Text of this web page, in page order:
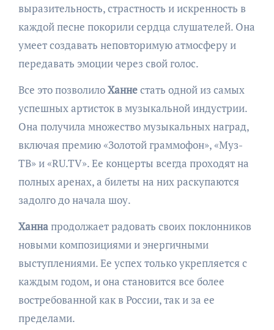
выразительность, страстность и искренность в
каждой песне покорили сердца слушателей. Она
умеет создавать неповторимую атмосферу и
передавать эмоции через свой голос.
Все это позволилоХаннестать одной из самых
успешных артисток в музыкальной индустрии.
Она получила множество музыкальных наград,
включая премию «Золотой граммофон», «Муз-
ТВ» и «RU.TV». Ее концерты всегда проходят на
полных аренах, а билеты на них раскупаются
задолго до начала шоу.
Ханнапродолжает радовать своих поклонников
новыми композициями и энергичными
выступлениями. Ее успех только укрепляется с
каждым годом, и она становится все более
востребованной как в России, так и за ее
пределами.